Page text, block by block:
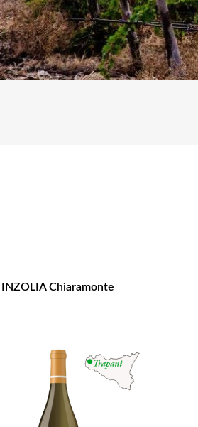
INZOLIA Chiaramonte